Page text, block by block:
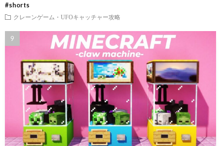
#shorts
クレーンゲーム・UFOキャッチャー攻略